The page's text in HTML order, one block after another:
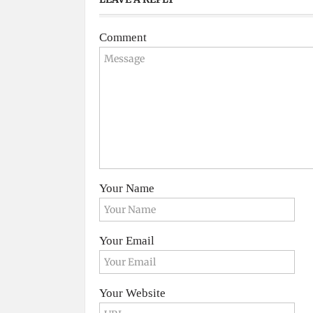
Comment
Your Name
Your Email
Your Website